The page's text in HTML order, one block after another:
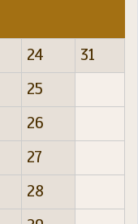
24
31
25
26
27
28